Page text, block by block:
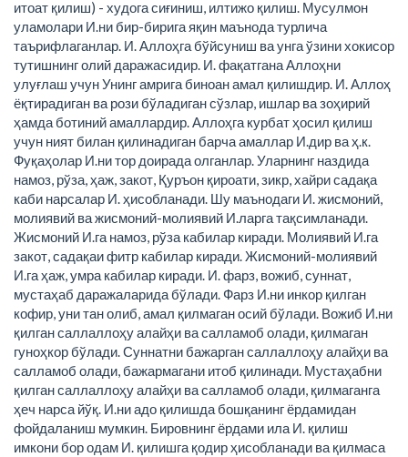
итоат қилиш) - худога сиғиниш, илтижо қилиш. Мусулмон
уламолари И.ни бир-бирига яқин маънода турлича
таърифлаганлар. И. Аллоҳга бўйсуниш ва унга ўзини хокисор
тутишнинг олий даражасидир. И. фақатгана Аллоҳни
улуғлаш учун Унинг амрига биноан амал қилишдир. И. Аллоҳ
ёқтирадиган ва рози бўладиган сўзлар, ишлар ва зоҳирий
ҳамда ботиний амаллардир. Аллоҳга курбат ҳосил қилиш
учун ният билан қилинадиган барча амаллар И.дир ва ҳ.к.
Фуқаҳолар И.ни тор доирада олганлар. Уларнинг наздида
намоз, рўза, ҳаж, закот, Қуръон қироати, зикр, хайри садақа
каби нарсалар И. ҳисобланади. Шу маънодаги И. жисмоний,
молиявий ва жисмоний-молиявий И.ларга тақсимланади.
Жисмоний И.га намоз, рўза кабилар киради. Молиявий И.га
закот, садақаи фитр кабилар киради. Жисмоний-молиявий
И.га ҳаж, умра кабилар киради. И. фарз, вожиб, суннат,
мустаҳаб даражаларида бўлади. Фарз И.ни инкор қилган
кофир, уни тан олиб, амал қилмаган осий бўлади. Вожиб И.ни
қилган саллаллоҳу алайҳи ва салламоб олади, қилмаган
гуноҳкор бўлади. Суннатни бажарган саллаллоҳу алайҳи ва
салламоб олади, бажармагани итоб қилинади. Мустаҳабни
қилган саллаллоҳу алайҳи ва салламоб олади, қилмаганга
ҳеч нарса йўқ. И.ни адо қилишда бошқанинг ёрдамидан
фойдаланиш мумкин. Бировнинг ёрдами ила И. қилиш
имкони бор одам И. қилишга қодир ҳисобланади ва қилмаса